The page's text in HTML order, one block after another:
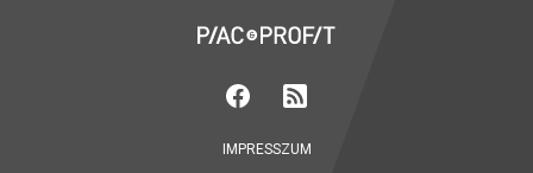
IMPRESSZUM